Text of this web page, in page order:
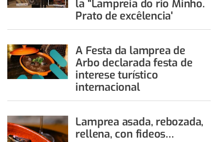
la "Lampreia do rio Minho.
Prato de excêlencia'
A Festa da lamprea de
Arbo declarada festa de
interese turístico
internacional
Lamprea asada, rebozada,
rellena, con fideos…